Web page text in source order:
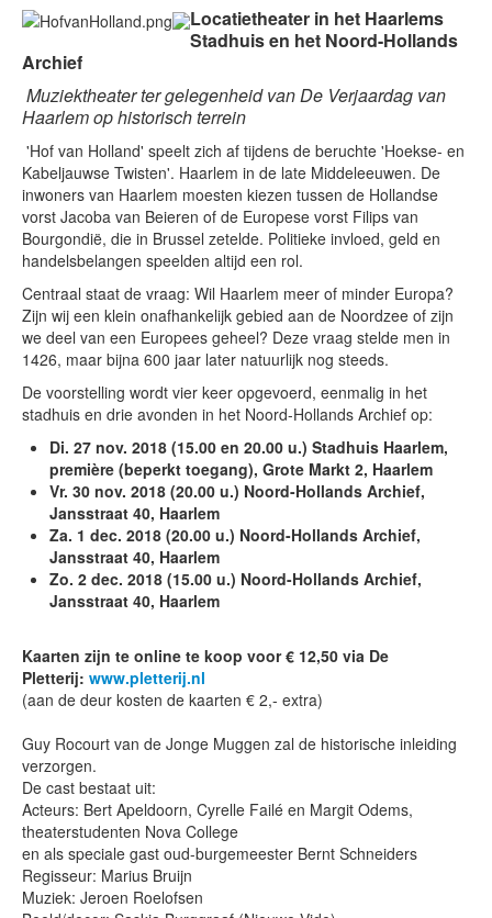
Locatietheater in het Haarlems
Stadhuis en het Noord-Hollands
Archief
Muziektheater ter gelegenheid van De Verjaardag van
Haarlem op historisch terrein
'Hof van Holland' speelt zich af tijdens de beruchte 'Hoekse- en
Kabeljauwse Twisten'. Haarlem in de late Middeleeuwen. De
inwoners van Haarlem moesten kiezen tussen de Hollandse
vorst Jacoba van Beieren of de Europese vorst Filips van
Bourgondië, die in Brussel zetelde. Politieke invloed, geld en
handelsbelangen speelden altijd een rol.
Centraal staat de vraag: Wil Haarlem meer of minder Europa?
Zijn wij een klein onafhankelijk gebied aan de Noordzee of zijn
we deel van een Europees geheel? Deze vraag stelde men in
1426, maar bijna 600 jaar later natuurlijk nog steeds.
De voorstelling wordt vier keer opgevoerd, eenmalig in het
stadhuis en drie avonden in het Noord-Hollands Archief op:
Di. 27 nov. 2018 (15.00 en 20.00 u.) Stadhuis Haarlem,
première (beperkt toegang), Grote Markt 2, Haarlem
Vr. 30 nov. 2018 (20.00 u.) Noord-Hollands Archief,
Jansstraat 40, Haarlem
Za. 1 dec. 2018 (20.00 u.) Noord-Hollands Archief,
Jansstraat 40, Haarlem
Zo. 2 dec. 2018 (15.00 u.) Noord-Hollands Archief,
Jansstraat 40, Haarlem
Kaarten zijn te online te koop voor € 12,50 via De
Pletterij: www.pletterij.nl
(aan de deur kosten de kaarten € 2,- extra)
Guy Rocourt van de Jonge Muggen zal de historische inleiding
verzorgen.
De cast bestaat uit:
Acteurs: Bert Apeldoorn, Cyrelle Failé en Margit Odems,
theaterstudenten Nova College
en als speciale gast oud-burgemeester Bernt Schneiders
Regisseur: Marius Bruijn
Muziek: Jeroen Roelofsen